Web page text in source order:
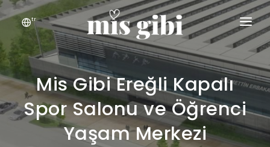
tr
ANASAYFA
KEŞFET
MIS GIBI
İLETIŞIM
Mis Gibi Ereğli Kapalı
Spor Salonu ve Öğrenci
Yaşam Merkezi